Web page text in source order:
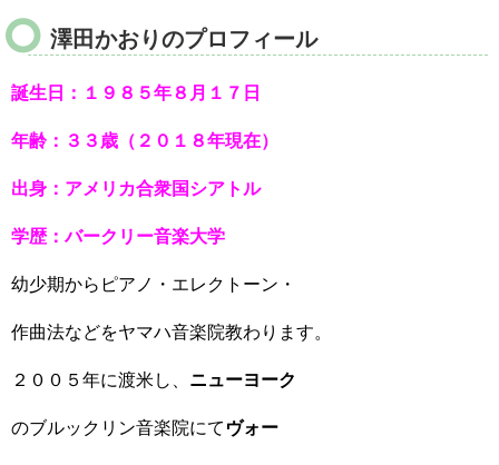
澤田かおりのプロフィール
誕生日：１９８５年８月１７日
年齢：３３歳（２０１８年現在）
出身：アメリカ合衆国シアトル
学歴：バークリー音楽大学
幼少期からピアノ・エレクトーン・
作曲法などをヤマハ音楽院教わります。
２００５年に渡米し、 ニューヨーク
のブルックリン音楽院にて ヴォー